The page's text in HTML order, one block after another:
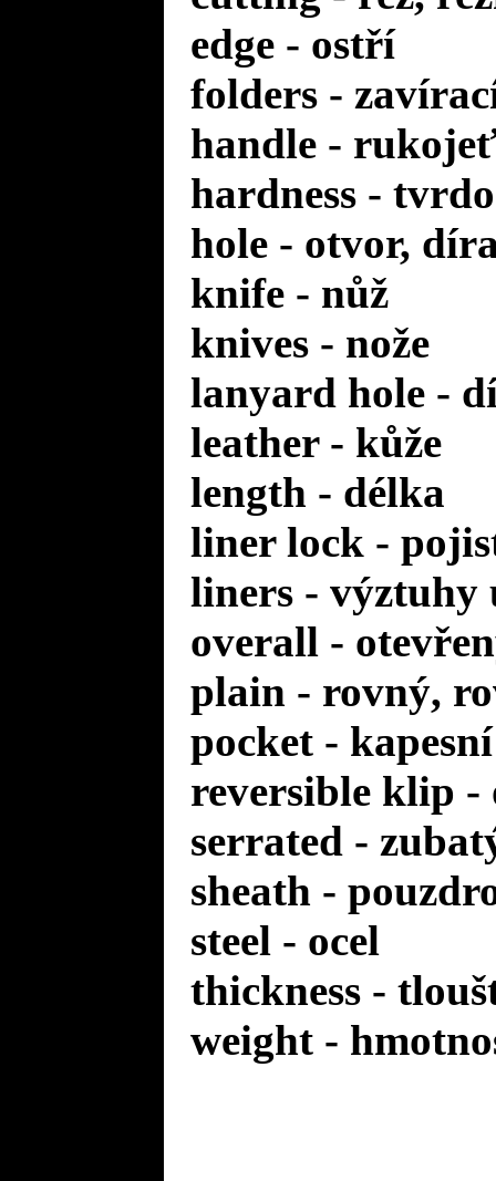
edge - ostří
folders -
handle -
hardness -
hole - otvor,
knife - nůž
knives - nože
lanyard hole -
leather - kůže
length - délka
liner lock -
liners -
overall -
plain - rovný,
pocket - kapesní
reversible klip
serrated -
sheath -
steel - ocel
thickness -
weight -